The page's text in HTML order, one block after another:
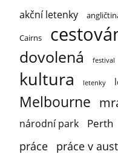
akční letenky
Cairns
dovolená festival
kultura letenky
Melbourne
národní park Perth
práce práce v